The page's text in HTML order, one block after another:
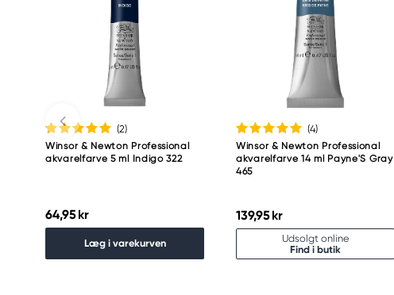
(2)
Winsor & Newton Professional
akvarelfarve 5 ml Indigo 322
64,95 kr
Læg i varekurven
(4)
Winsor & Newton Professional
akvarelfarve 14 ml Payne'S Gray
465
139,95 kr
Udsolgt online
Find i butik